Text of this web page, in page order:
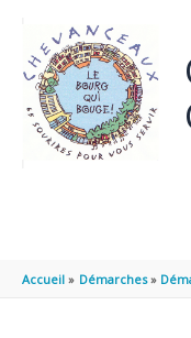
Accueil Démarches